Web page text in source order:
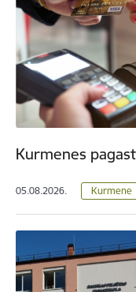
Kurmenes
05.08.2026. Kurmene